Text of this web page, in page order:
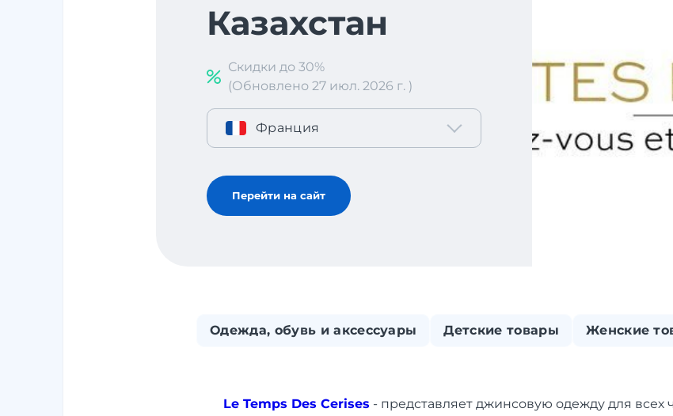
Казахстан
Скидки до 30%
(Обновлено 27 июл. 2026 г. )
Франция
Перейти на сайт
Одежда, обувь и аксессуары Детские товары Женские
Le Temps Des Cerises - представляет джинсовую одежду для